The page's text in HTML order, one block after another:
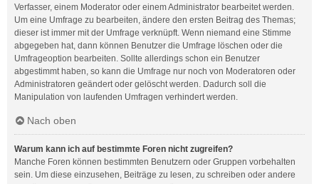
Verfasser, einem Moderator oder einem Administrator bearbeitet werden.
Um eine Umfrage zu bearbeiten, ändere den ersten Beitrag des Themas;
dieser ist immer mit der Umfrage verknüpft. Wenn niemand eine Stimme
abgegeben hat, dann können Benutzer die Umfrage löschen oder die
Umfrageoption bearbeiten. Sollte allerdings schon ein Benutzer
abgestimmt haben, so kann die Umfrage nur noch von Moderatoren oder
Administratoren geändert oder gelöscht werden. Dadurch soll die
Manipulation von laufenden Umfragen verhindert werden.
Nach oben
Warum kann ich auf bestimmte Foren nicht zugreifen?
Manche Foren können bestimmten Benutzern oder Gruppen vorbehalten
sein. Um diese einzusehen, Beiträge zu lesen, zu schreiben oder andere